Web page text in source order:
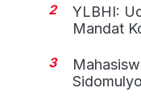
2
YLBHI:
Mandat
3